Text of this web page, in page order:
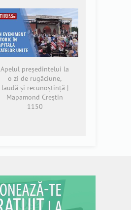
Apelul președintelui la
o zi de rugăciune,
laudă și recunoștință |
Mapamond Creștin
1150